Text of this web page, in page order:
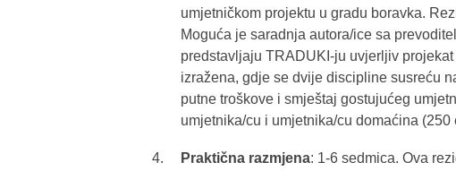
umjetničkom projektu u gradu boravka.
Moguća je saradnja autora/ice sa
predstavljaju TRADUKI-ju uvjerljiv
izražena, gdje se dvije discipline susreću
putne troškove i smještaj gostujućeg
umjetnika/cu i umjetnika/cu domaćina
Praktična razmjena: 1-6 sedmica. Ova